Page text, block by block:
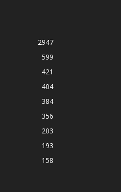
2947
599
421
404
384
356
203
193
158